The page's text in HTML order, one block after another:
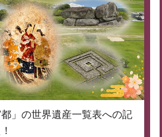
都」の世界遺産一覧表への記